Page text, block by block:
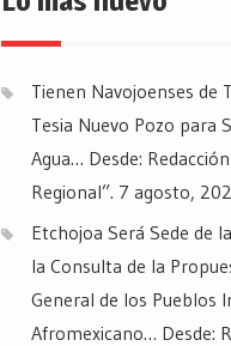
Tienen Navojoenses de
Tesia Nuevo Pozo para
Agua… Desde:
Regional”. 7 agosto,
Etchojoa Será Sede de
la Consulta de la
General de los Pueblos
Afromexicano… Desde: